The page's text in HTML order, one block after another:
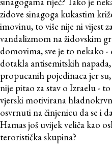
zidove sinagoga kukastim
imovinu, to više nije ni vijest
vandalizmom na židovskim
domovima, sve je to nekako
dotakla antisemitskih
propucanih pojedinaca jer
nije pitao za stav o Izraelu -
vjerski motivirana
osvrnuti na činjenicu da se i
Hamas još uvijek veliča kao
teroristička skupina?